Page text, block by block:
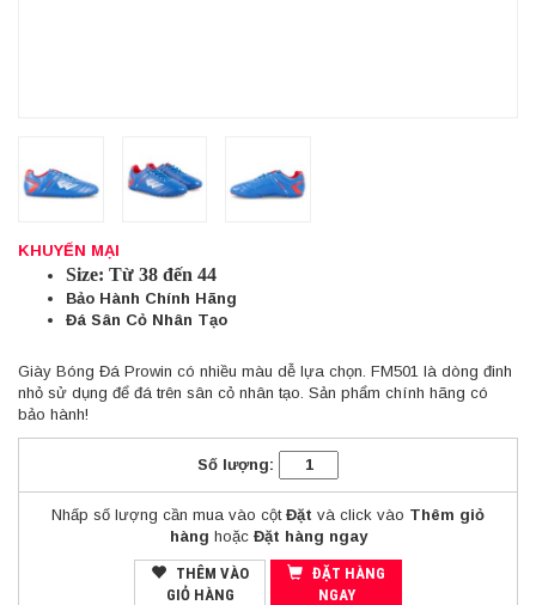
KHUYẾN MẠI
Size: Từ 38 đến 44
Bảo Hành Chính Hãng
Đá Sân Cỏ Nhân Tạo
Giày Bóng Đá Prowin có nhiều màu dễ lựa chọn. FM501 là dòng đinh
nhỏ sử dụng để đá trên sân cỏ nhân tạo. Sản phẩm chính hãng có
bảo hành!
Số lượng:
Nhấp số lượng cần mua vào cột Đặt và click vào Thêm giỏ
hàng hoặc Đặt hàng ngay
GIỎ HÀNG
NGAY